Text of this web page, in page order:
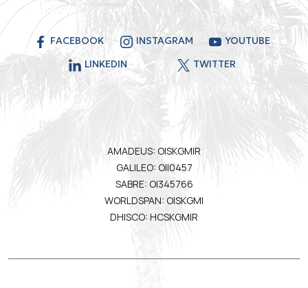
FACEBOOK INSTAGRAM
YOUTUBE
LINKEDIN
TWITTER
AMADEUS: OISKGMIR
GALILEO: OII0457
SABRE: OI345766
WORLDSPAN: OISKGMI
DHISCO: HCSKGMIR